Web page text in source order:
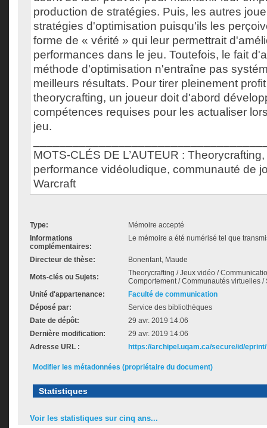
production de stratégies. Puis, les autres
stratégies d'optimisation puisqu'ils les
forme de « vérité » qui leur permettrait
performances dans le jeu. Toutefois, le fait
méthode d'optimisation n'entraîne pas
meilleurs résultats. Pour tirer pleinement
theorycrafting, un joueur doit d'abord
compétences requises pour les actualiser
jeu.
MOTS-CLÉS DE L’AUTEUR :
performance vidéoludique, communauté de
Warcraft
Type:
Mémoire accepté
Informations
complémentaires:
Le mémoire a été numérisé tel que
Directeur de thèse: Bonenfant, Maude
Mots-clés ou Sujets:
Theorycrafting / Jeux vidéo /
Comportement / Communautés virtuelles /
Unité d'appartenance:
Faculté de communication
Déposé par:
Service des bibliothèques
Date de dépôt:
29 avr. 2019 14:06
Dernière modification:
29 avr. 2019 14:06
Adresse URL :
https://archipel.uqam.ca/secure/id/
Modifier les métadonnées (propriétaire du document)
Statistiques
Voir les statistiques sur cinq ans...